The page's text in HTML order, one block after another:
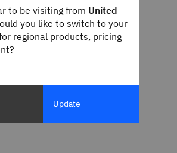
to be visiting from United
you like to switch to your
regional products, pricing
Update